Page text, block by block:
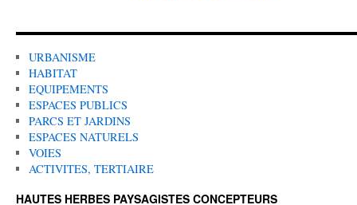
URBANISME
HABITAT
EQUIPEMENTS
ESPACES PUBLICS
PARCS ET JARDINS
ESPACES NATURELS
VOIES
ACTIVITES, TERTIAIRE
HAUTES HERBES PAYSAGISTES CONCEPTEURS